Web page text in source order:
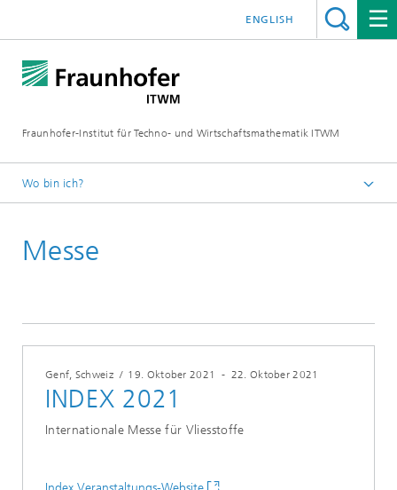
Fraunhofer-Institut für Techno- und Wirtschaftsmathematik ITWM
ENGLISH
Wo bin ich?
Messe
Genf, Schweiz / 19. Oktober 2021 - 22. Oktober 2021
INDEX 2021
Internationale Messe für Vliesstoffe